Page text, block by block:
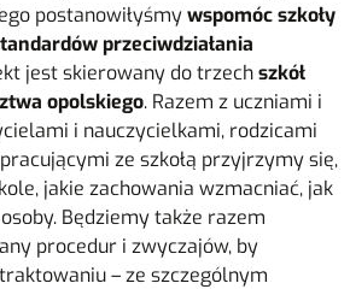
postanowiłyśmywspomócszkoły
przeciwdziałania
jest skierowany do trzechszkół
opolskiego. Razem z uczniami i
i nauczycielkami, rodzicami
ze szkołą przyjrzymy się,
jakie zachowania wzmacniać, jak
Będziemy także razem
procedur i zwyczajów, by
– ze szczególnym